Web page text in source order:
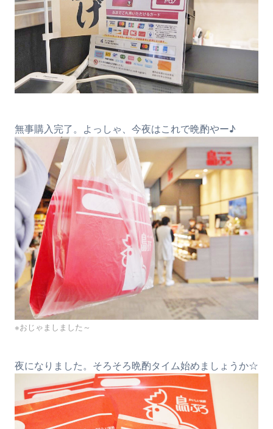
無事購入完了。よっしゃ、今夜はこれで晩酌やー♪
※おじゃましました～
夜になりました。そろそろ晩酌タイム始めましょうか☆